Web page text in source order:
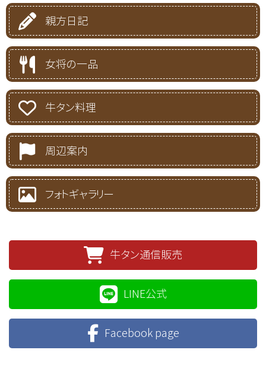
親方日記
女将の一品
牛タン料理
周辺案内
フォトギャラリー
牛タン通信販売
LINE公式
Facebook page